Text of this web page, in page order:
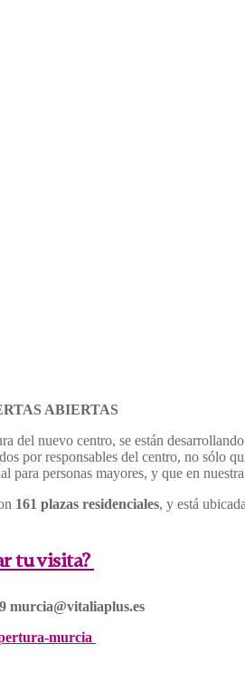
ABIERTAS
del nuevo centro, se están
por responsables del centro, no sólo
para personas mayores, y que en
161 plazas residenciales, y está
tu visita?
murcia@vitaliaplus.es
murcia